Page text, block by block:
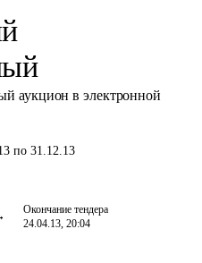
аукцион в электронной
по 31.12.13
Окончание тендера
24.04.13, 20:04